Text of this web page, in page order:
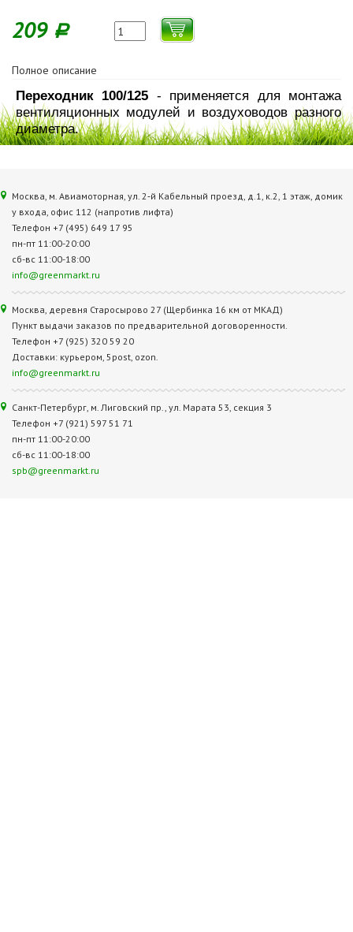
209 Р
Полное описание
Переходник 100/125 - применяется для монтажа
вентиляционных модулей и воздуховодов разного
диаметра.
Москва, м. Авиамоторная, ул. 2‑й Кабельный проезд, д.1, к.2, 1 этаж, домик
у входа, офис 112 (напротив лифта)
Телефон +7 (495) 649 17 95
пн-пт 11:00-20:00
сб-вс 11:00-18:00
info@greenmarkt.ru
Москва, деревня Старосырово 27 (Щербинка 16 км от МКАД)
Пункт выдачи заказов по предварительной договоренности.
Телефон +7 (925) 320 59 20
Доставки: курьером, 5post, ozon.
info@greenmarkt.ru
Санкт-Петербург, м. Лиговский пр., ул. Марата 53, секция 3
Телефон +7 (921) 597 51 71
пн-пт 11:00-20:00
сб-вс 11:00-18:00
spb@greenmarkt.ru